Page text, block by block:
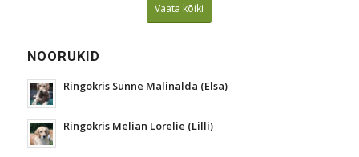
Vaata kõiki
NOORUKID
Ringokris Sunne Malinalda (Elsa)
Ringokris Melian Lorelie (Lilli)